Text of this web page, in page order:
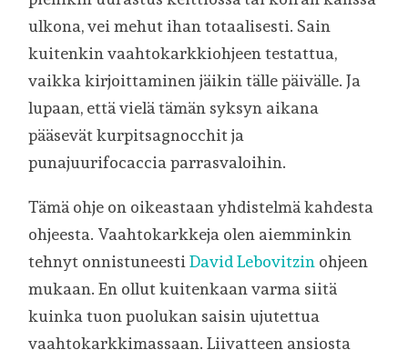
ulkona, vei mehut ihan totaalisesti. Sain
kuitenkin vaahtokarkkiohjeen testattua,
vaikka kirjoittaminen jäikin tälle päivälle. Ja
lupaan, että vielä tämän syksyn aikana
pääsevät kurpitsagnocchit ja
punajuurifocaccia parrasvaloihin.
Tämä ohje on oikeastaan yhdistelmä kahdesta
ohjeesta. Vaahtokarkkeja olen aiemminkin
tehnyt onnistuneestiDavid Lebovitzin ohjeen
mukaan. En ollut kuitenkaan varma siitä
kuinka tuon puolukan saisin ujutettua
vaahtokarkkimassaan. Liivatteen ansiosta